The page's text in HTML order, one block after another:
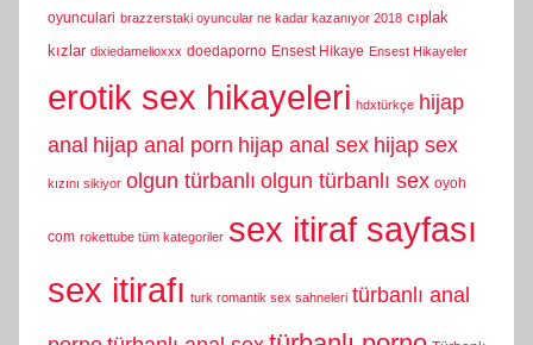
oyunculari brazzerstaki oyuncular ne kadar kazanıyor 2018 cıplak
kızlar dixiedamelioxxx doedaporno Ensest Hikaye Ensest Hikayeler
erotik sex hikayeleri hdxtürkçe hijap
anal hijap anal porn hijap anal sex hijap sex
kızını sikiyor olgun türbanlı olgun türbanlı sex oyoh
com rokettube tüm kategoriler sex itiraf sayfası
sex itirafı turk romantik sex sahneleri türbanlı anal